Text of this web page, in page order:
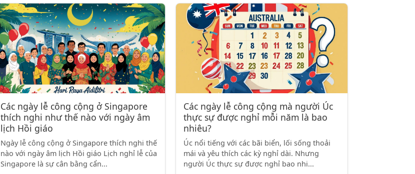
Các ngày lễ công cộng ở Singapore
thích nghi như thế nào với ngày âm
lịch Hồi giáo
Ngày lễ công cộng ở Singapore thích nghi thế
nào với ngày âm lịch Hồi giáo Lịch nghỉ lễ của
Singapore là sự cân bằng cẩn...
Các ngày lễ công cộng mà người Úc
thực sự được nghỉ mỗi năm là bao
nhiêu?
Úc nổi tiếng với các bãi biển, lối sống thoải
mái và yêu thích các kỳ nghỉ dài. Nhưng
người Úc thực sự được nghỉ bao nhi...